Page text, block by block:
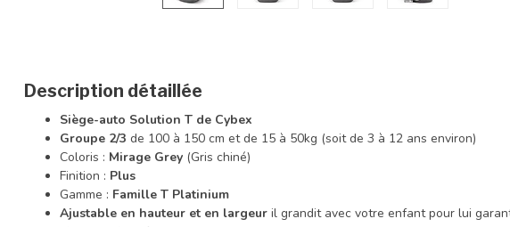
Description détaillée
Siège-auto Solution T de Cybex
Groupe 2/3 de 100 à 150 cm et de 15 à 50kg (soit de 3 à 12 ans environ)
Coloris : Mirage Grey (Gris chiné)
Finition : Plus
Gamme : Famille T Platinium
Ajustable en hauteur et en largeur il grandit avec votre enfant pour lui